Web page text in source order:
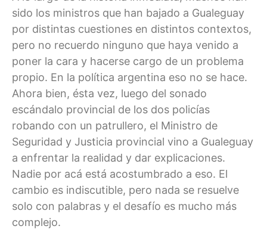
sido los ministros que han bajado a Gualeguay
por distintas cuestiones en distintos contextos,
pero no recuerdo ninguno que haya venido a
poner la cara y hacerse cargo de un problema
propio. En la política argentina eso no se hace.
Ahora bien, ésta vez, luego del sonado
escándalo provincial de los dos policías
robando con un patrullero, el Ministro de
Seguridad y Justicia provincial vino a Gualeguay
a enfrentar la realidad y dar explicaciones.
Nadie por acá está acostumbrado a eso. El
cambio es indiscutible, pero nada se resuelve
solo con palabras y el desafío es mucho más
complejo.